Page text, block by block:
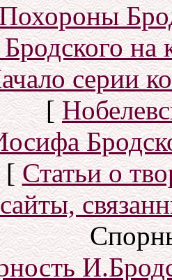
Похороны
серии
[
[Статьи о